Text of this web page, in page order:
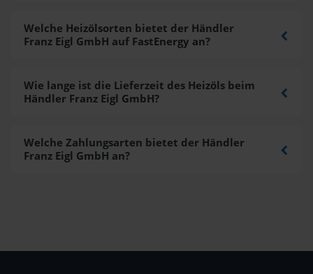
Welche Heizölsorten bietet der Händler
Franz Eigl GmbH auf FastEnergy an?
Wie lange ist die Lieferzeit des Heizöls beim
Händler Franz Eigl GmbH?
Welche Zahlungsarten bietet der Händler
Franz Eigl GmbH an?